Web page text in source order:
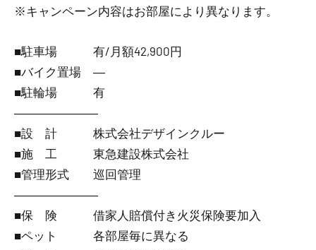
※キャンペーン内容はお部屋により異なります。
■駐車場 有/月額42,900円
■バイク置場 ―
■駐輪場 有
―――――――
■設 計 株式会社デザインクルー
■施 工 東急建設株式会社
■管理形式 巡回管理
―――――――
■保 険 借家人賠償付き火災保険要加入
■ペット 各部屋毎に異なる